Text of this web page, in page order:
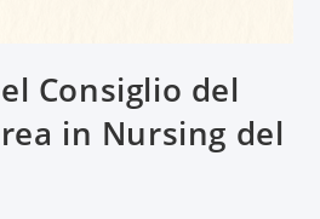
Consiglio del
in Nursing del